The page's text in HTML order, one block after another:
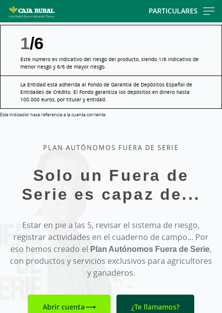
PARTICULARES
1/6
Este número es indicativo del riesgo del producto, siendo 1/6 indicativo de
menor riesgo y 6/6 de mayor riesgo.
La Entidad está adherida al Fondo de Garantía de Depósitos Español de
Entidades de Crédito. El Fondo garantiza los depósitos en dinero hasta
100.000 euros, por titular y entidad.
Este indicador hace referencia a la cuenta corriente
PLAN AUTÓNOMOS FUERA DE SERIE
Solo un Fuera de
Serie es capaz de...
Estar en pie a las 5, revisar el sistema de riesgo,
registrar actividades en el cuaderno de campo... Por
eso hemos creado el Plan Autónomos Fuera de Serie,
con productos y servicios exclusivos para agricultores
y ganaderos.
Abrir cuenta ¿Te llamamos?